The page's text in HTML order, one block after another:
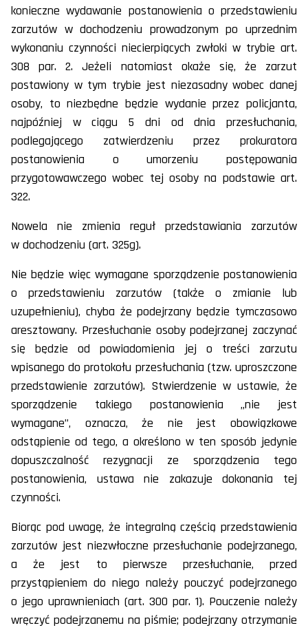
konieczne wydawanie postanowienia o przedstawieniu
zarzutów w dochodzeniu prowadzonym po uprzednim
wykonaniu czynności niecierpiących zwłoki w trybie art.
308 par. 2. Jeżeli natomiast okaże się, że zarzut
postawiony w tym trybie jest niezasadny wobec danej
osoby, to niezbędne będzie wydanie przez policjanta,
najpóźniej w ciągu 5 dni od dnia przesłuchania,
podlegającego zatwierdzeniu przez prokuratora
postanowienia o umorzeniu postępowania
przygotowawczego wobec tej osoby na podstawie art.
322.
Nowela nie zmienia reguł przedstawiania zarzutów
w dochodzeniu (art. 325g).
Nie będzie więc wymagane sporządzenie postanowienia
o przedstawieniu zarzutów (także o zmianie lub
uzupełnieniu), chyba że podejrzany będzie tymczasowo
aresztowany. Przesłuchanie osoby podejrzanej zaczynać
się będzie od powiadomienia jej o treści zarzutu
wpisanego do protokołu przesłuchania (tzw. uproszczone
przedstawienie zarzutów). Stwierdzenie w ustawie, że
sporządzenie takiego postanowienia „nie jest
wymagane”, oznacza, że nie jest obowiązkowe
odstąpienie od tego, a określono w ten sposób jedynie
dopuszczalność rezygnacji ze sporządzenia tego
postanowienia, ustawa nie zakazuje dokonania tej
czynności.
Biorąc pod uwagę, że integralną częścią przedstawienia
zarzutów jest niezwłoczne przesłuchanie podejrzanego,
a że jest to pierwsze przesłuchanie, przed
przystąpieniem do niego należy pouczyć podejrzanego
o jego uprawnieniach (art. 300 par. 1). Pouczenie należy
wręczyć podejrzanemu na piśmie; podejrzany otrzymanie